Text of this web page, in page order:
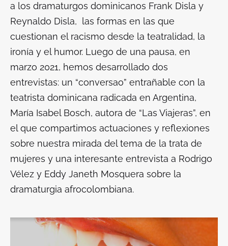
a los dramaturgos dominicanos Frank Disla y
Reynaldo Disla, las formas en las que
cuestionan el racismo desde la teatralidad, la
ironía y el humor. Luego de una pausa, en
marzo 2021, hemos desarrollado dos
entrevistas: un “conversao” entrañable con la
teatrista dominicana radicada en Argentina,
María Isabel Bosch, autora de “Las Viajeras”, en
el que compartimos actuaciones y reflexiones
sobre nuestra mirada del tema de la trata de
mujeres y una interesante entrevista a Rodrigo
Vélez y Eddy Janeth Mosquera sobre la
dramaturgia afrocolombiana.